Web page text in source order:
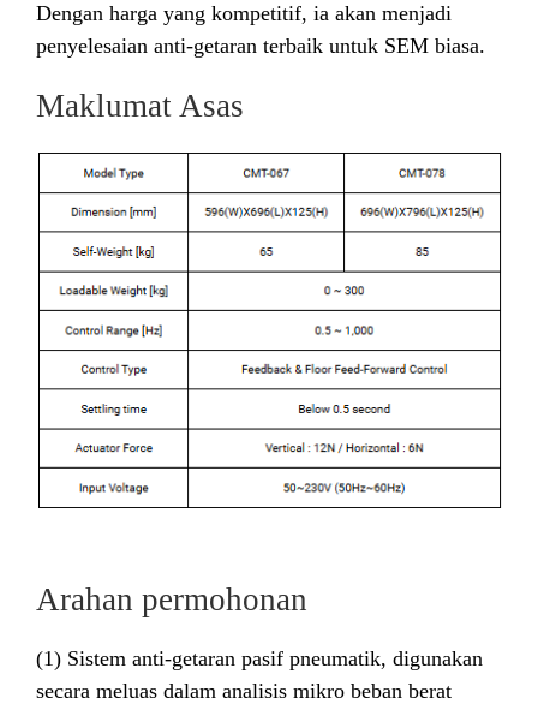
Dengan harga yang kompetitif, ia akan menjadi
penyelesaian anti-getaran terbaik untuk SEM biasa.
Maklumat Asas
Arahan permohonan
(1) Sistem anti-getaran pasif pneumatik, digunakan
secara meluas dalam analisis mikro beban berat